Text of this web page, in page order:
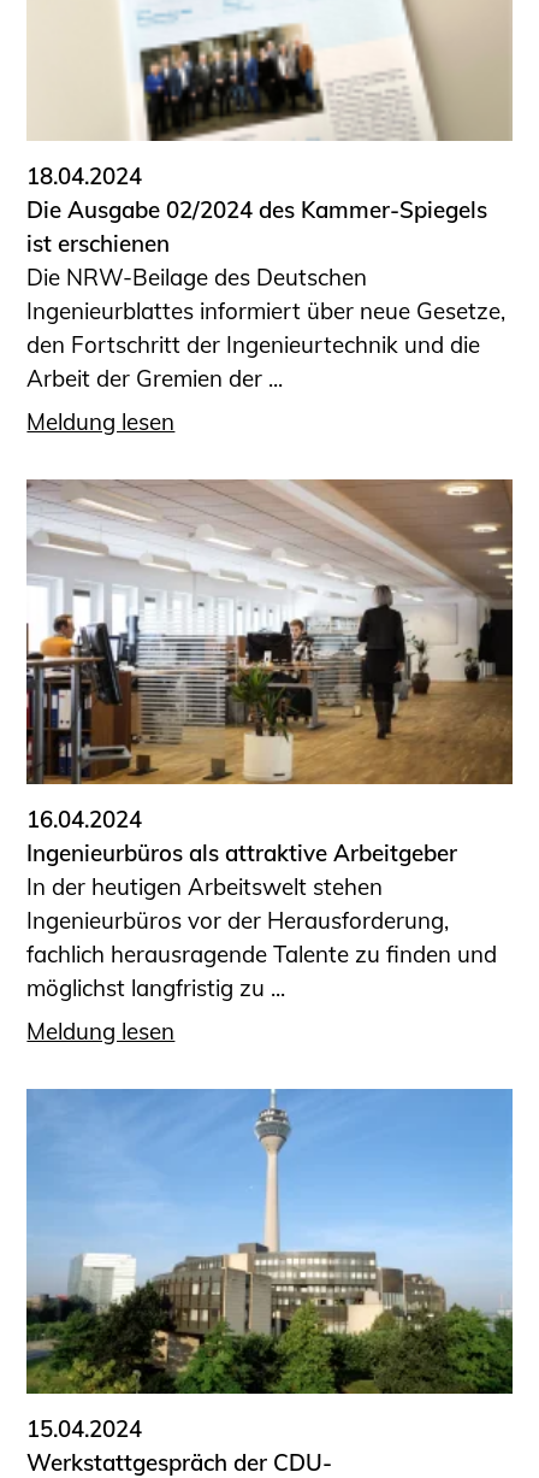
18.04.2024
Die Ausgabe 02/2024 des Kammer-Spiegels
ist erschienen
Die NRW-Beilage des Deutschen
Ingenieurblattes informiert über neue Gesetze,
den Fortschritt der Ingenieurtechnik und die
Arbeit der Gremien der ...
Meldung lesen
16.04.2024
Ingenieurbüros als attraktive Arbeitgeber
In der heutigen Arbeitswelt stehen
Ingenieurbüros vor der Herausforderung,
fachlich herausragende Talente zu finden und
möglichst langfristig zu ...
Meldung lesen
15.04.2024
Werkstattgespräch der CDU-